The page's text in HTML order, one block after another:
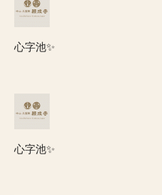
心字池✨
心字池✨